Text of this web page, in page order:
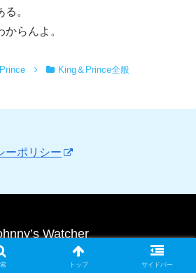
。
らんよ。
King＆Prince全般
ーポリシー
Watcher
Watcher All Rights Reserved.
トップ サイドバー